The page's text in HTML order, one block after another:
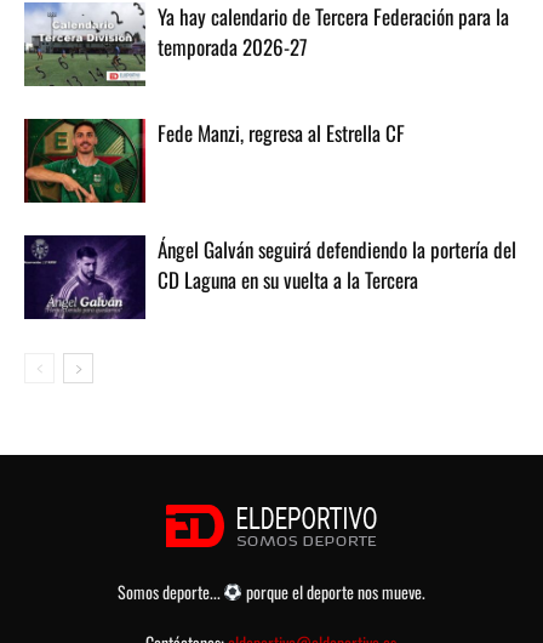
Ya hay calendario de Tercera Federación para la
temporada 2026-27
Fede Manzi, regresa al Estrella CF
Ángel Galván seguirá defendiendo la portería del
CD Laguna en su vuelta a la Tercera
Somos deporte...
porque el deporte nos mueve.